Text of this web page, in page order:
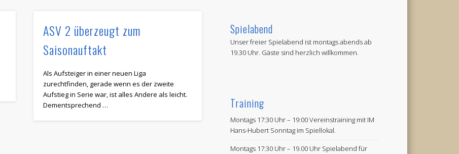
ASV 2 überzeugt zum
Saisonauftakt
Als Aufsteiger in einer neuen Liga
zurechtfinden, gerade wenn es der zweite
Aufstieg in Serie war, ist alles Andere als leicht.
Dementsprechend …
Spielabend
Unser freier Spielabend ist montags abends ab
19.30 Uhr. Gäste sind herzlich willkommen.
Training
Montags 17:30 Uhr – 19:00 Vereinstraining mit IM
Hans-Hubert Sonntag im Spiellokal.
Montags 17:30 Uhr – 19.00 Uhr Spielabend für